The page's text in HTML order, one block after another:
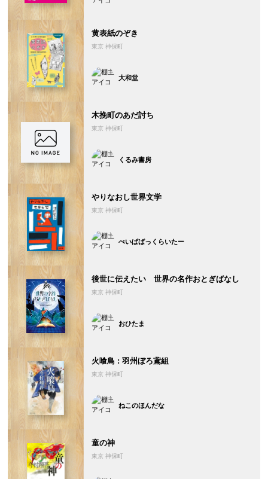
黄表紙のぞき
東京 神保町
大和堂
木挽町のあだ討ち
東京 神保町
くるみ書房
やりなおし世界文学
東京 神保町
ぺいぱばっくらいたー
後世に伝えたい 世界の名作おとぎばなし
東京 神保町
おひたま
火喰鳥 : 羽州ぼろ鳶組
東京 神保町
ねこのほんだな
童の神
東京 神保町